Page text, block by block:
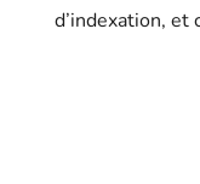
d’indexation, et